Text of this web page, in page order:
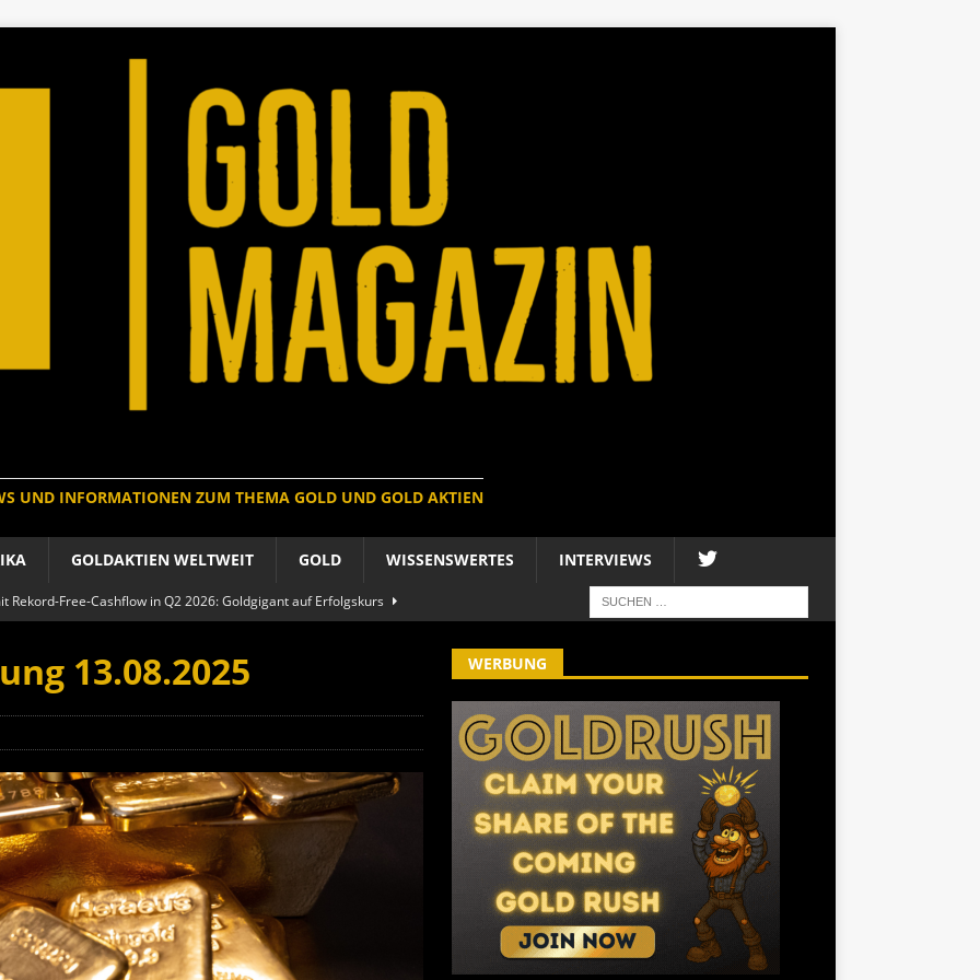
UND INFORMATIONEN ZUM THEMA GOLD UND GOLD AKTIEN
GOLDAKTIEN WELTWEIT GOLD WISSENSWERTES INTERVIEWS
Rekord-Free-Cashflow in Q2 2026: Goldgigant auf Erfolgskurs
der Welt baut um: Newmont vor Befreiungsschlag
arktischen Härtetest: Feuer-Drama fordert neuen CEO heraus
Aktie: Umbau in Skandinavien nach Schweden-Deal
boomen nach Preissturz: Asien kauft physisch
13.08.2025 WERBUNG